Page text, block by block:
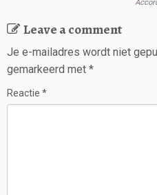
Leave a comment
Je e-mailadres wordt niet
gemarkeerd met *
Reactie *